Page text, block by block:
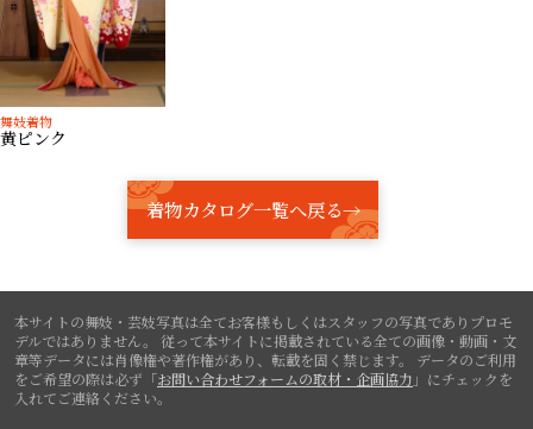
舞妓着物
黄ピンク
着物カタログ一覧へ戻る→
本サイトの舞妓・芸妓写真は全てお客様もしくはスタッフの写真でありプロモ
デルではありません。
従って本サイトに掲載されている全ての画像・動画・文
章等データには肖像権や著作権があり、転載を固く禁じます。
データのご利用
をご希望の際は必ず「お問い合わせフォームの取材・企画協力 」にチェックを
入れてご連絡ください。